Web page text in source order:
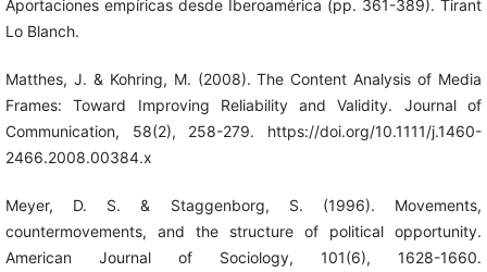
Aportaciones empíricas desde Iberoamérica (pp. 361-389). Tirant
Lo Blanch.
Matthes, J. & Kohring, M. (2008). The Content Analysis of Media
Frames: Toward Improving Reliability and Validity. Journal of
Communication, 58(2), 258-279. https://doi.org/10.1111/j.1460-
2466.2008.00384.x
Meyer, D. S. & Staggenborg, S. (1996). Movements,
countermovements, and the structure of political opportunity.
American Journal of Sociology, 101(6), 1628-1660.